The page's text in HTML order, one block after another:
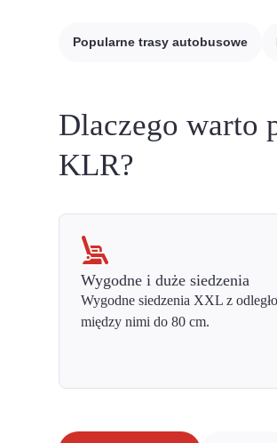
Popularne trasy autobusowe
Dlaczego warto
KLR?
Wygodne i duże siedzenia
Wygodne siedzenia XXL z
między nimi do 80 cm.